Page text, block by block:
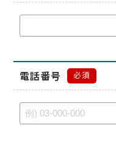
電話番号 必須